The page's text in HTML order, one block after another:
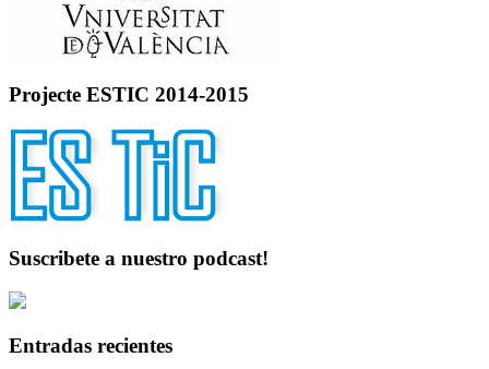
Projecte ESTIC 2014-2015
Suscribete a nuestro podcast!
Entradas recientes